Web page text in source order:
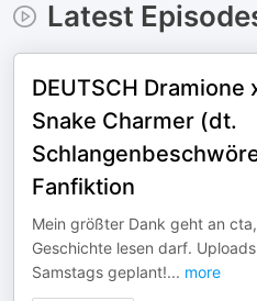
Latest
DEUTSCH Dramione
Snake Charmer (dt.
Fanfiktion
Mein größter Dank geht an
Geschichte lesen darf.
Samstags geplant!... more